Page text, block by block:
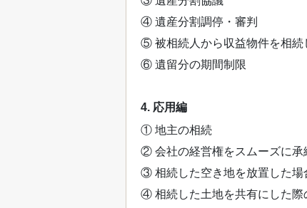
④ 遺産分割調停・審判
⑤ 被相続人から収益物件を相続
⑥ 遺留分の期間制限
4. 応用編
① 地主の相続
② 会社の経営権をスムーズに承
③ 相続した空き地を放置した場
④ 相続した土地を共有にした際